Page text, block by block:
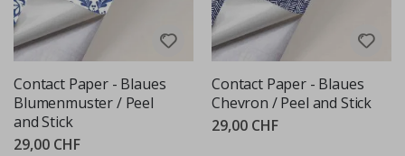
Contact Paper - Blaues
Blumenmuster / Peel
and Stick
29,00 CHF
Contact Paper - Blaues
Chevron / Peel and Stick
29,00 CHF